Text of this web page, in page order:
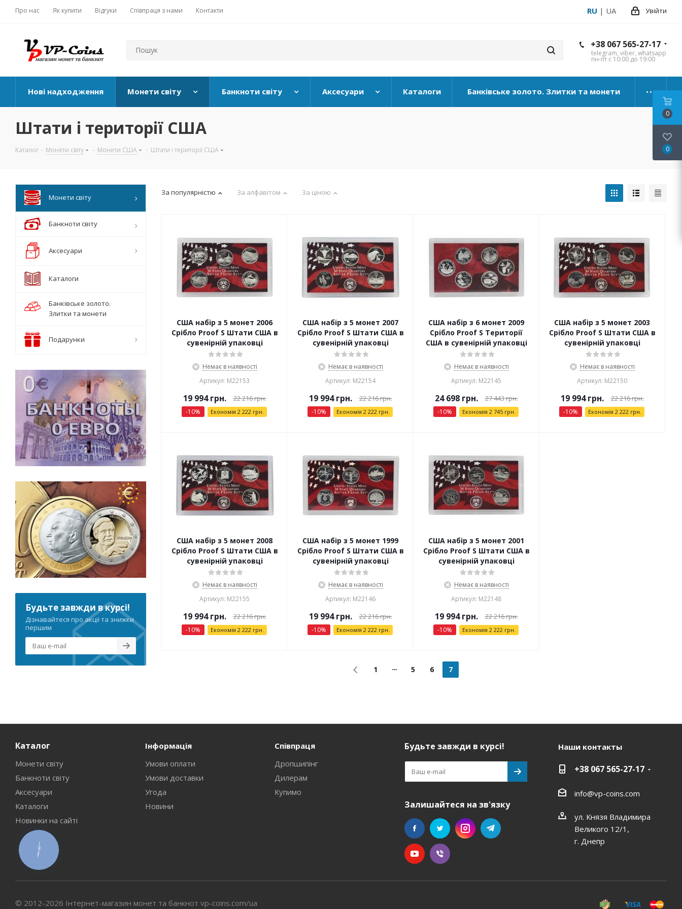
Про нас Як купити Відгуки Співпраця з нами Контакти Увійти
RU | UA
+38 067 565-27-17
telegram, viber, whatsapp
пн-пт с 10:00 до 19:00
Нові надходження Монети світу Банкноти світу Аксесуари Каталоги Банківське золото. Злитки та монети
Штати і території США
Каталог - Монети світу - Монети США - Штати і території США
За популярністю За алфавітом За ціною
США набір з 5 монет 2006
Срібло Proof S Штати США в
сувенірній упаковці
Немає в наявності
Артикул: М22153
19 994грн. 22 216грн.
-10% Економія 2 222 грн.
США набір з 5 монет 2007
Срібло Proof S Штати США в
сувенірній упаковці
Немає в наявності
Артикул: М22154
19 994грн. 22 216грн.
-10% Економія 2 222 грн.
США набір з 6 монет 2009
Срібло Proof S Території
США в сувенірній упаковці
Немає в наявності
Артикул: М22145
24 698грн. 27 443грн.
-10% Економія 2 745 грн.
США набір з 5 монет 2003
Срібло Proof S Штати США в
сувенірній упаковці
Немає в наявності
Артикул: М22150
19 994грн. 22 216грн.
-10% Економія 2 222 грн.
США набір з 5 монет 2008
Срібло Proof S Штати США в
сувенірній упаковці
Немає в наявності
Артикул: М22155
19 994грн. 22 216грн.
-10% Економія 2 222 грн.
США набір з 5 монет 1999
Срібло Proof S Штати США в
сувенірній упаковці
Немає в наявності
Артикул: М22146
19 994грн. 22 216грн.
-10% Економія 2 222 грн.
США набір з 5 монет 2001
Срібло Proof S Штати США в
сувенірній упаковці
Немає в наявності
Артикул: М22148
19 994грн. 22 216грн.
-10% Економія 2 222 грн.
1 5 6 7
Монети світу
Банкноти світу
Аксесуари
Каталоги
Банківське золото.
Злитки та монети
Подарунки
Будьте завжди в курсі!
Дізнавайтеся про акції та знижки
першим
Каталог
Монети світу
Банкноти світу
Аксесуари
Каталоги
Новинки на сайті
Інформація
Умови оплати
Умови доставки
Угода
Новини
Співпраця
Дропшипінг
Дилерам
Купимо
Будьте завжди в курсі!
Залишайтеся на зв'язку
Наши контакты
+38 067 565-27-17
info@vp-coins.com
ул. Князя Владимира
Великого 12/1,
г. Днепр
© 2012-2026 Інтернет-магазин монет та банкнот vp-coins.com/ua
0
0
КНОПКА
СВЯЗИ